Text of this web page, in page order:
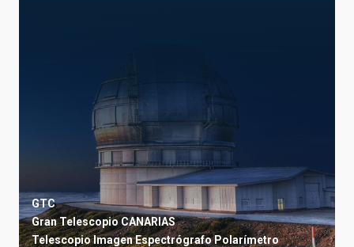
GTC
Gran Telescopio CANARIAS
TelescopioImagenEspectrógrafoPolarímetro